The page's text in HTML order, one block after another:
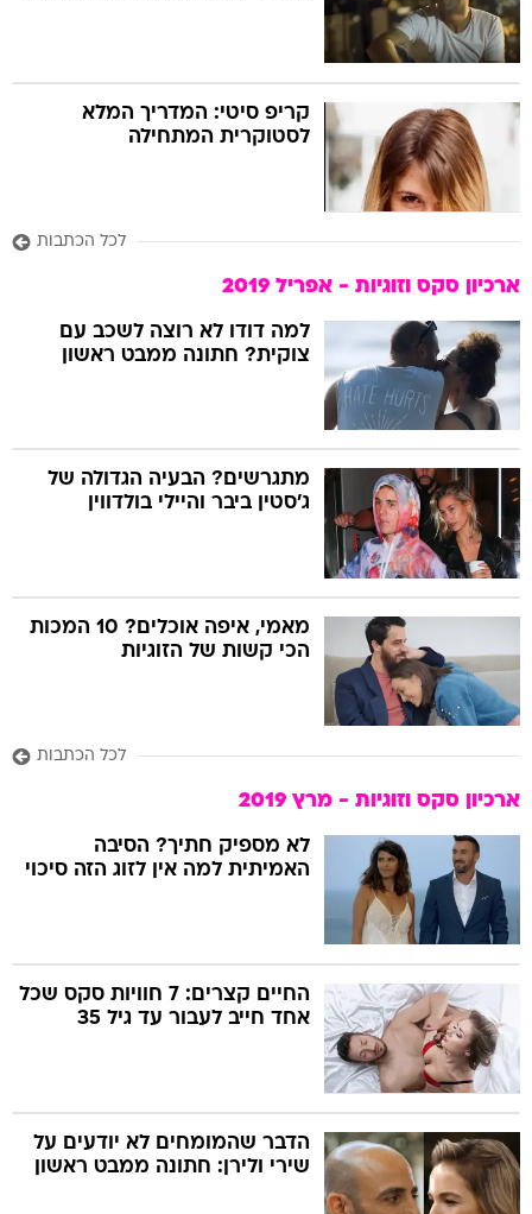
קריפ סיטי: המדריך המלא
לסטוקרית המתחילה
לכל הכתבות
ארכיון סקס וזוגיות - אפריל 2019
למה דודו לא רוצה לשכב עם
צוקית? חתונה ממבט ראשון
מתגרשים? הבעיה הגדולה של
ג'סטין ביבר והיילי בולדווין
מאמי, איפה אוכלים? 10 המכות
הכי קשות של הזוגיות
לכל הכתבות
ארכיון סקס וזוגיות - מרץ 2019
לא מספיק חתיך? הסיבה
האמיתית למה אין לזוג הזה סיכוי
החיים קצרים: 7 חוויות סקס שכל
אחד חייב לעבור עד גיל 35
הדבר שהמומחים לא יודעים על
שירי ולירן: חתונה ממבט ראשון